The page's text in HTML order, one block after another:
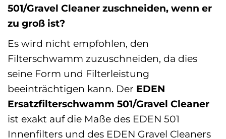
501/Gravel Cleaner zuschneiden, wenn er
zu groß ist?
Es wird nicht empfohlen, den
Filterschwamm zuzuschneiden, da dies
seine Form und Filterleistung
beeinträchtigen kann. Der EDEN
Ersatzfilterschwamm 501/Gravel Cleaner
ist exakt auf die Maße des EDEN 501
Innenfilters und des EDEN Gravel Cleaners